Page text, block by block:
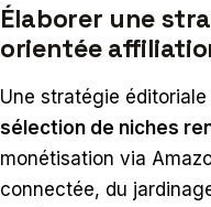
Élaborer une
orientée
Une stratégie éditoriale
sélection de niches
monétisation via
connectée, du